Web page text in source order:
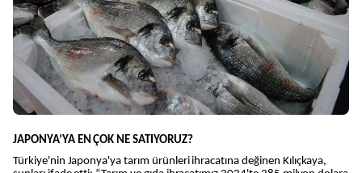
JAPONYA’YA EN ÇOK NE SATIYORUZ?
Türkiye'nin Japonya'ya tarım ürünleri ihracatına değinen Kılıçkaya,